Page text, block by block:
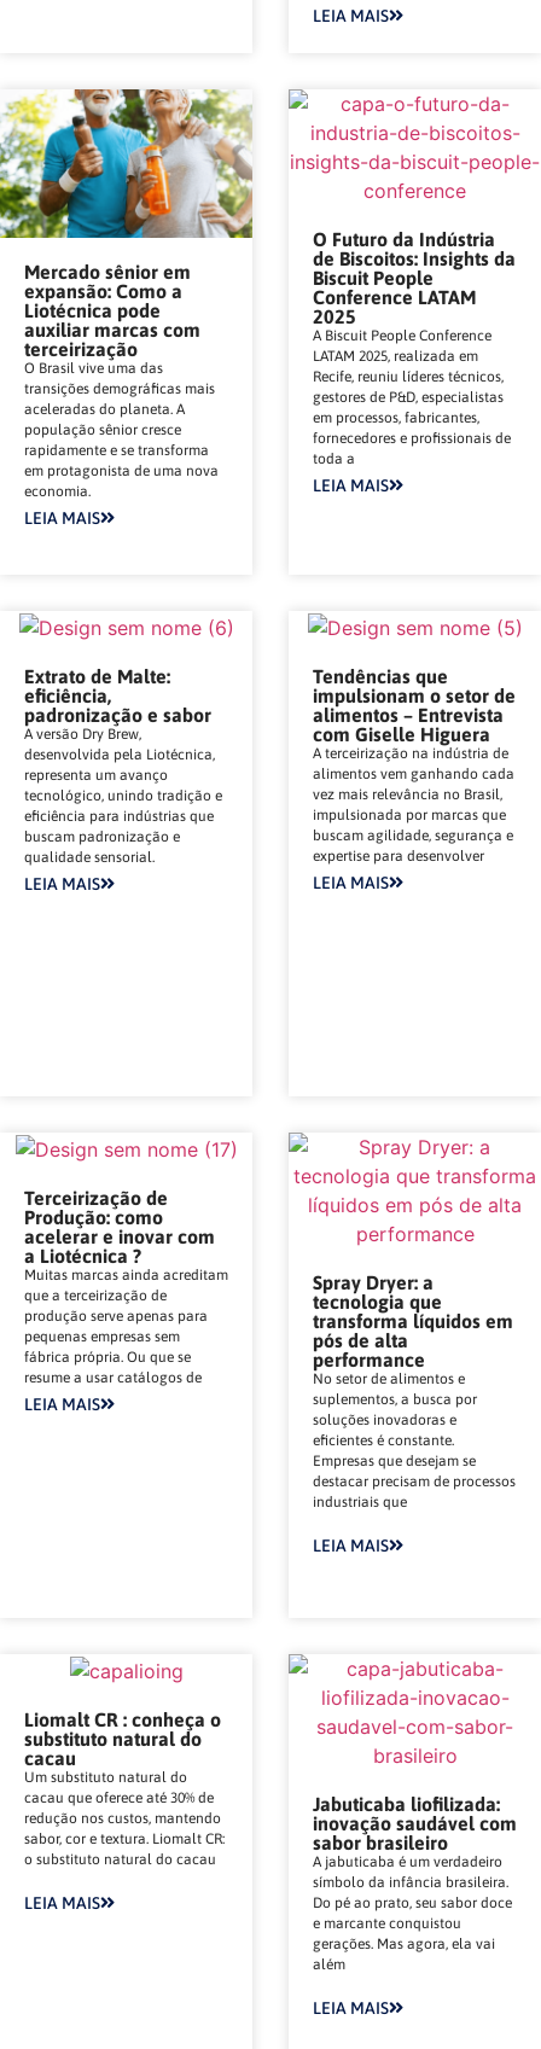
LEIA MAIS
Mercado sênior em
expansão: Como a
Liotécnica pode
auxiliar marcas com
terceirização
O Brasil vive uma das
transições demográficas mais
aceleradas do planeta. A
população sênior cresce
rapidamente e se transforma
em protagonista de uma nova
economia.
LEIA MAIS
O Futuro da Indústria
de Biscoitos: Insights da
Biscuit People
Conference LATAM
2025
A Biscuit People Conference
LATAM 2025, realizada em
Recife, reuniu líderes técnicos,
gestores de P&D, especialistas
em processos, fabricantes,
fornecedores e profissionais de
toda a
LEIA MAIS
Extrato de Malte:
eficiência,
padronização e sabor
A versão Dry Brew,
desenvolvida pela Liotécnica,
representa um avanço
tecnológico, unindo tradição e
eficiência para indústrias que
buscam padronização e
qualidade sensorial.
LEIA MAIS
Tendências que
impulsionam o setor de
alimentos – Entrevista
com Giselle Higuera
A terceirização na indústria de
alimentos vem ganhando cada
vez mais relevância no Brasil,
impulsionada por marcas que
buscam agilidade, segurança e
expertise para desenvolver
LEIA MAIS
Terceirização de
Produção: como
acelerar e inovar com
a Liotécnica ?
Muitas marcas ainda acreditam
que a terceirização de
produção serve apenas para
pequenas empresas sem
fábrica própria. Ou que se
resume a usar catálogos de
LEIA MAIS
Spray Dryer: a
tecnologia que
transforma líquidos em
pós de alta
performance
No setor de alimentos e
suplementos, a busca por
soluções inovadoras e
eficientes é constante.
Empresas que desejam se
destacar precisam de processos
industriais que
LEIA MAIS
Liomalt CR : conheça o
substituto natural do
cacau
Um substituto natural do
cacau que oferece até 30% de
redução nos custos, mantendo
sabor, cor e textura. Liomalt CR:
o substituto natural do cacau
LEIA MAIS
Jabuticaba liofilizada:
inovação saudável com
sabor brasileiro
A jabuticaba é um verdadeiro
símbolo da infância brasileira.
Do pé ao prato, seu sabor doce
e marcante conquistou
gerações. Mas agora, ela vai
além
LEIA MAIS